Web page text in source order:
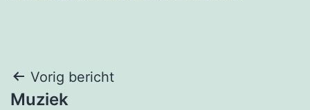
Berichtnavigatie
Vorig bericht
Muziek